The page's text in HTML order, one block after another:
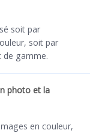
soit par
soit par
de gamme.
photo et la
en couleur,